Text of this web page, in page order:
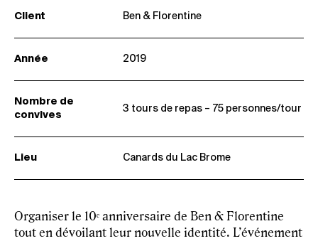
Client Ben & Florentine
Année 2019
Nombre de
convives
3 tours de repas – 75 personnes/tour
Lieu Canards du Lac Brome
Organiser le 10ᵉ anniversaire de Ben & Florentine
tout en dévoilant leur nouvelle identité. L’événement